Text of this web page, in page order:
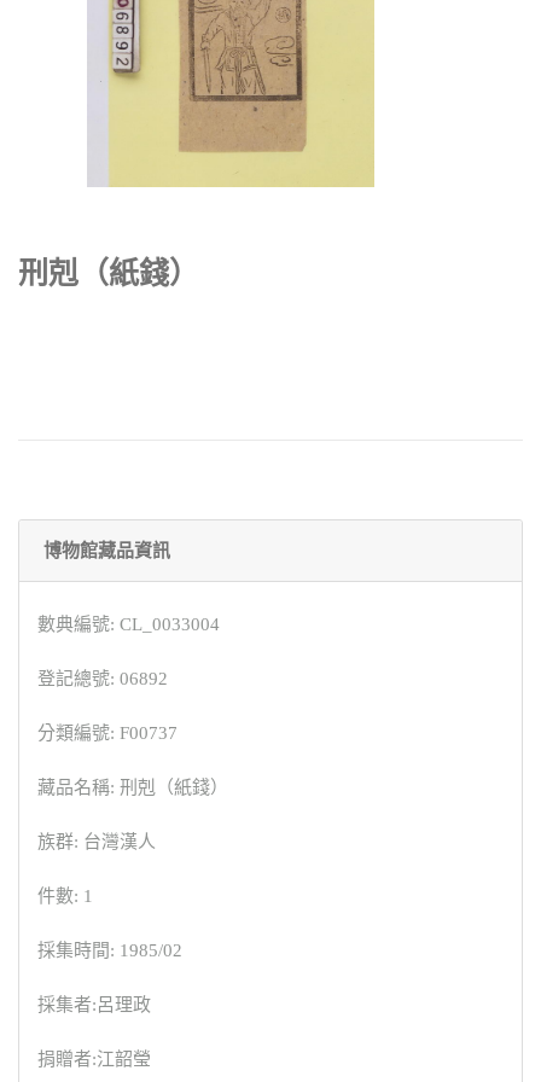
刑剋（紙錢）
博物館藏品資訊
數典編號: CL_0033004
登記總號: 06892
分類編號: F00737
藏品名稱: 刑剋（紙錢）
族群: 台灣漢人
件數: 1
採集時間: 1985/02
採集者:呂理政
捐贈者:江韶瑩